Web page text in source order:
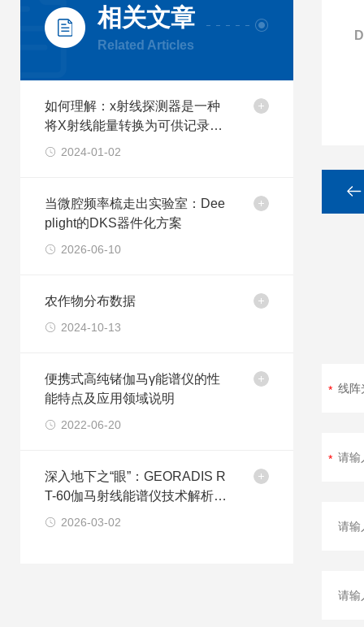
相关文章
Related Articles
如何理解：x射线探测器是一种
将X射线能量转换为可供记录的
电信号的装置
2024-01-02
当微腔频率梳走出实验室：Dee
plight的DKS器件化方案
2026-06-10
农作物分布数据
2024-10-13
便携式高纯锗伽马γ能谱仪的性
能特点及应用领域说明
2022-06-20
深入地下之“眼”：GEORADIS R
T-60伽马射线能谱仪技术解析与
应用探讨
2026-03-02